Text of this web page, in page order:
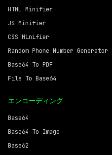
HTML Minifier
JS Minifier
CSS Minifier
Random Phone Number Generator
Base64 To PDF
File To Base64
エンコーディング
Base64
Base64 To Image
Base62